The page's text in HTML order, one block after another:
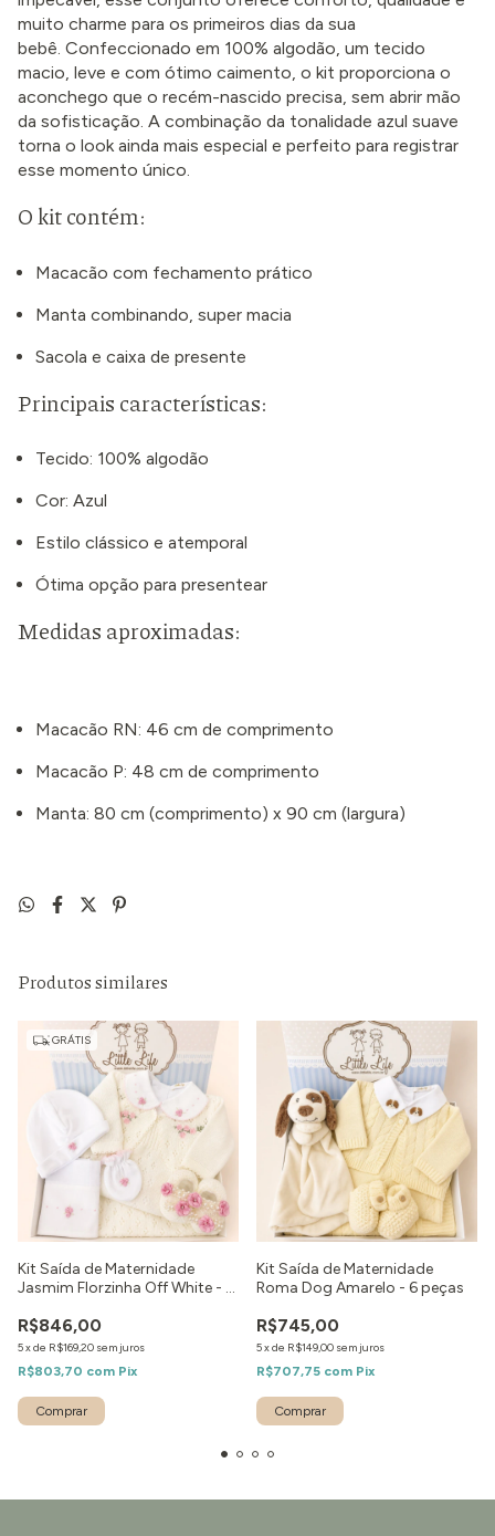
muito charme para os primeiros dias da sua
bebê. Confeccionado em 100% algodão, um tecido
macio, leve e com ótimo caimento, o kit proporciona o
aconchego que o recém-nascido precisa, sem abrir mão
da sofisticação. A combinação da tonalidade azul suave
torna o look ainda mais especial e perfeito para registrar
esse momento único.
O kit contém:
Macacão com fechamento prático
Manta combinando, super macia
Sacola e caixa de presente
Principais características:
Tecido: 100% algodão
Cor: Azul
Estilo clássico e atemporal
Ótima opção para presentear
Medidas aproximadas:
Macacão RN: 46 cm de comprimento
Macacão P: 48 cm de comprimento
Manta: 80 cm (comprimento) x 90 cm (largura)
Produtos similares
GRÁTIS
Kit Saída de Maternidade
Jasmim Florzinha Off White - 9
R$846,00
5xde R$169,20 sem juros
R$803,70 com Pix
Comprar
Kit Saída de Maternidade
Roma Dog Amarelo - 6 peças
R$745,00
5xde R$149,00 sem juros
R$707,75 com Pix
Comprar